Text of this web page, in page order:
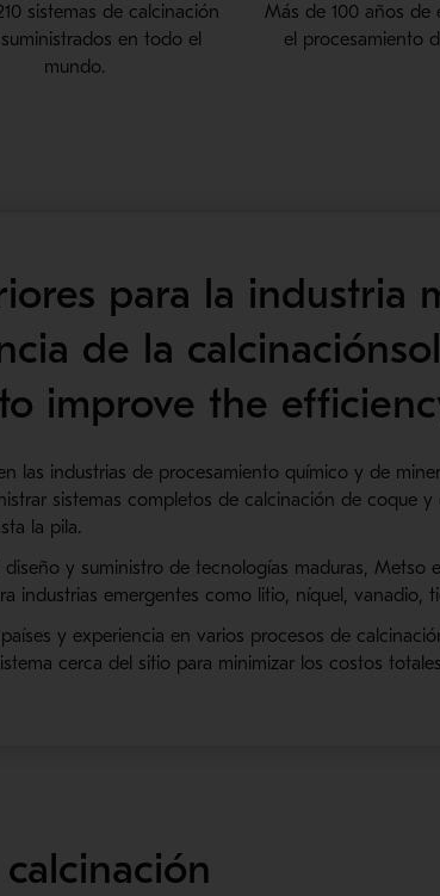
sistemas de calcinación
en todo el
mundo.
Más de 100 años de
el procesamiento
para la industria
de la
improve the
las industrias de procesamiento químico y de
sistemas completos de calcinación de coque
la pila.
y suministro de tecnologías maduras, Metso
industrias emergentes como litio, níquel, vanadio,
y experiencia en varios procesos de
cerca del sitio para minimizar los costos